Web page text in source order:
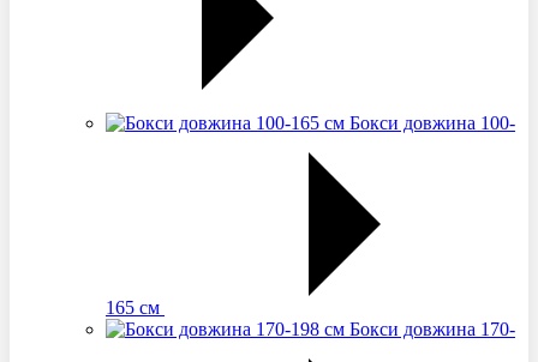
Бокси довжина 100-
165 см
Бокси довжина 170-